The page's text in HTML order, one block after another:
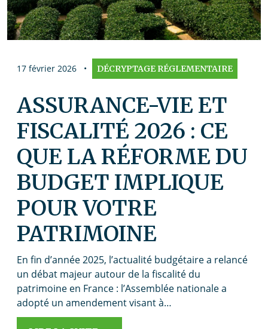
17 février 2026 • DÉCRYPTAGE RÉGLEMENTAIRE
ASSURANCE-VIE ET
FISCALITÉ 2026 : CE
QUE LA RÉFORME DU
BUDGET IMPLIQUE
POUR VOTRE
PATRIMOINE
En fin d’année 2025, l’actualité budgétaire a relancé
un débat majeur autour de la fiscalité du
patrimoine en France : l’Assemblée nationale a
adopté un amendement visant à…